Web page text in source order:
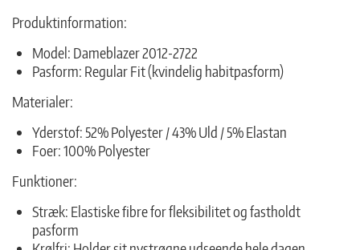
Produktinformation:
Model: Dameblazer 2012-2722
Pasform: Regular Fit (kvindelig habitpasform)
Materialer:
Yderstof: 52% Polyester / 43% Uld / 5% Elastan
Foer: 100% Polyester
Funktioner:
Stræk: Elastiske fibre for fleksibilitet og fastholdt
pasform